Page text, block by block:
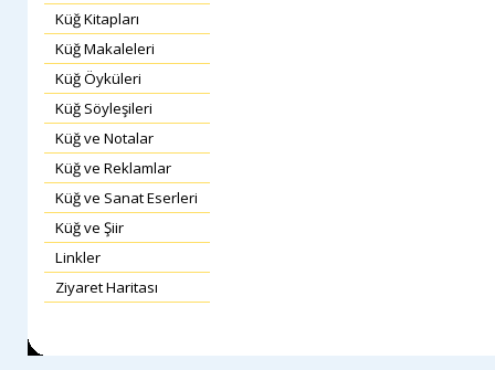
Küğ Kitapları
Küğ Makaleleri
Küğ Öyküleri
Küğ Söyleşileri
Küğ ve Notalar
Küğ ve Reklamlar
Küğ ve Sanat Eserleri
Küğ ve Şiir
Linkler
Ziyaret Haritası